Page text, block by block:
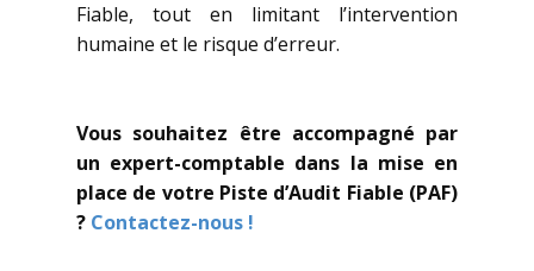
Fiable, tout en limitant l’intervention
humaine et le risque d’erreur.
Vous souhaitez être accompagné par
un expert-comptable dans la mise en
place de votre Piste d’Audit Fiable (PAF)
? Contactez-nous !